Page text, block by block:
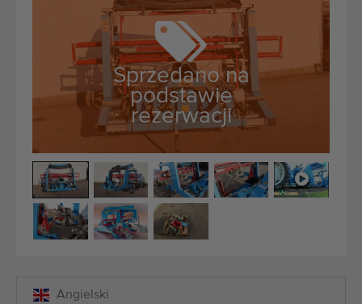
Maszyny rolnicze i ogrodnicze dobrej jakości
Wykwalifikowany personel
Dostawa na całym świecie
działamy od 1977 roku
Sprzedano na
podstawie
rezerwacji
Angielski